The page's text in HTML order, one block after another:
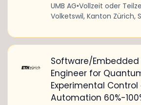
UMB AG•Vollzeit oder
Volketswil, Kanton Zürich,
Software/Embedded
Engineer for
Experimental
Automation 60%-